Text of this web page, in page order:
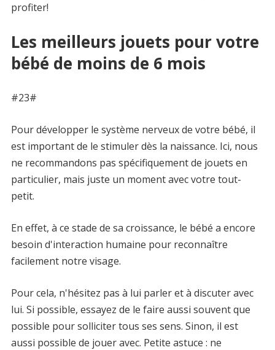
profiter!
Les meilleurs jouets pour votre
bébé de moins de 6 mois
#23#
Pour développer le système nerveux de votre bébé, il
est important de le stimuler dès la naissance. Ici, nous
ne recommandons pas spécifiquement de jouets en
particulier, mais juste un moment avec votre tout-
petit.
En effet, à ce stade de sa croissance, le bébé a encore
besoin d'interaction humaine pour reconnaître
facilement notre visage.
Pour cela, n'hésitez pas à lui parler et à discuter avec
lui. Si possible, essayez de le faire aussi souvent que
possible pour solliciter tous ses sens. Sinon, il est
aussi possible de jouer avec. Petite astuce : ne